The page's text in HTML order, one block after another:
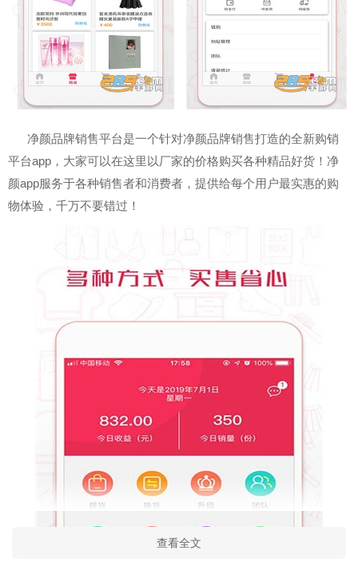
净颜品牌销售平台是一个针对净颜品牌销售打造的全新购销
平台app，大家可以在这里以厂家的价格购买各种精品好货！净
颜app服务于各种销售者和消费者，提供给每个用户最实惠的购
物体验，千万不要错过！
查看全文